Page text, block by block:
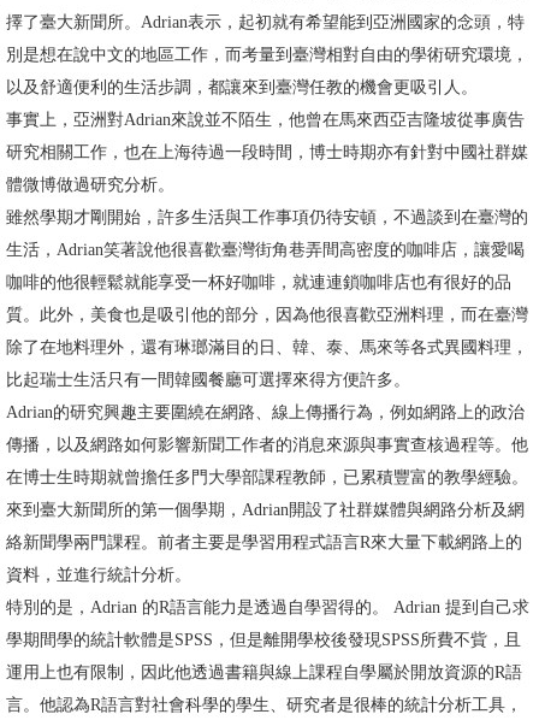
化
高
教
深
耕
辦
法
及
文
件
心
輔
&
學
輔
捐
款
擇了臺大新聞所。Adrian表示，起初就有希望能到亞洲國家的念頭，特
別是想在說中文的地區工作，而考量到臺灣相對自由的學術研究環境，
以及舒適便利的生活步調，都讓來到臺灣任教的機會更吸引人。
事實上，亞洲對Adrian來說並不陌生，他曾在馬來西亞吉隆坡從事廣告
研究相關工作，也在上海待過一段時間，博士時期亦有針對中國社群媒
體微博做過研究分析。
雖然學期才剛開始，許多生活與工作事項仍待安頓，不過談到在臺灣的
生活，Adrian笑著說他很喜歡臺灣街角巷弄間高密度的咖啡店，讓愛喝
咖啡的他很輕鬆就能享受一杯好咖啡，就連連鎖咖啡店也有很好的品
質。此外，美食也是吸引他的部分，因為他很喜歡亞洲料理，而在臺灣
除了在地料理外，還有琳瑯滿目的日、韓、泰、馬來等各式異國料理，
比起瑞士生活只有一間韓國餐廳可選擇來得方便許多。
Adrian的研究興趣主要圍繞在網路、線上傳播行為，例如網路上的政治
傳播，以及網路如何影響新聞工作者的消息來源與事實查核過程等。他
在博士生時期就曾擔任多門大學部課程教師，已累積豐富的教學經驗。
來到臺大新聞所的第一個學期，Adrian開設了社群媒體與網路分析及網
絡新聞學兩門課程。前者主要是學習用程式語言R來大量下載網路上的
資料，並進行統計分析。
特別的是，Adrian 的R語言能力是透過自學習得的。 Adrian 提到自己求
學期間學的統計軟體是SPSS，但是離開學校後發現SPSS所費不貲，且
運用上也有限制，因此他透過書籍與線上課程自學屬於開放資源的R語
言。他認為R語言對社會科學的學生、研究者是很棒的統計分析工具，